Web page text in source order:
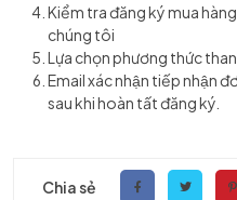
Kiểm tra đăng ký mua
chúng tôi
Lựa chọn phương thức
Email xác nhận tiếp nhận
sau khi hoàn tất đăng ký.
Chia sẻ